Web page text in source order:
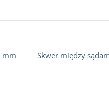
mm Skwer między